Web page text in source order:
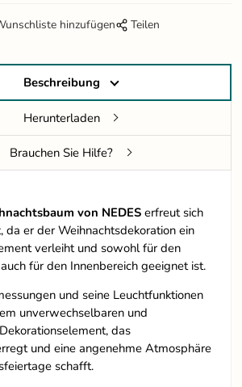
hinzufügen Teilen
Beschreibung
Herunterladen
Brauchen Sie Hilfe?
von NEDES erfreut sich
da er der Weihnachtsdekoration ein
verleiht und sowohl für den
für den Innenbereich geeignet ist.
und seine Leuchtfunktionen
unverwechselbaren und
das
und eine angenehme Atmosphäre
schafft.